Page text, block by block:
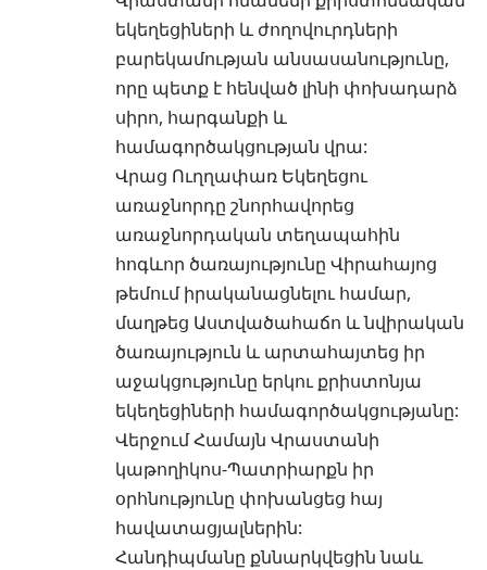
եկեղեցիների և ժողովուրդների
բարեկամության անսասանությունը,
որը պետք է հենված լինի փոխադարձ
սիրո, հարգանքի և
համագործակցության վրա:
Վրաց Ուղղափառ Եկեղեցու
առաջնորդը շնորհավորեց
առաջնորդական տեղապահին
հոգևոր ծառայությունը Վիրահայոց
թեմում իրականացնելու համար,
մաղթեց Աստվածահաճո և նվիրական
ծառայություն և արտահայտեց իր
աջակցությունը երկու քրիստոնյա
եկեղեցիների համագործակցությանը:
Վերջում Համայն Վրաստանի
կաթողիկոս-Պատրիարքն իր
օրհնությունը փոխանցեց հայ
հավատացյալներին:
Հանդիպմանը քննարկվեցին նաև